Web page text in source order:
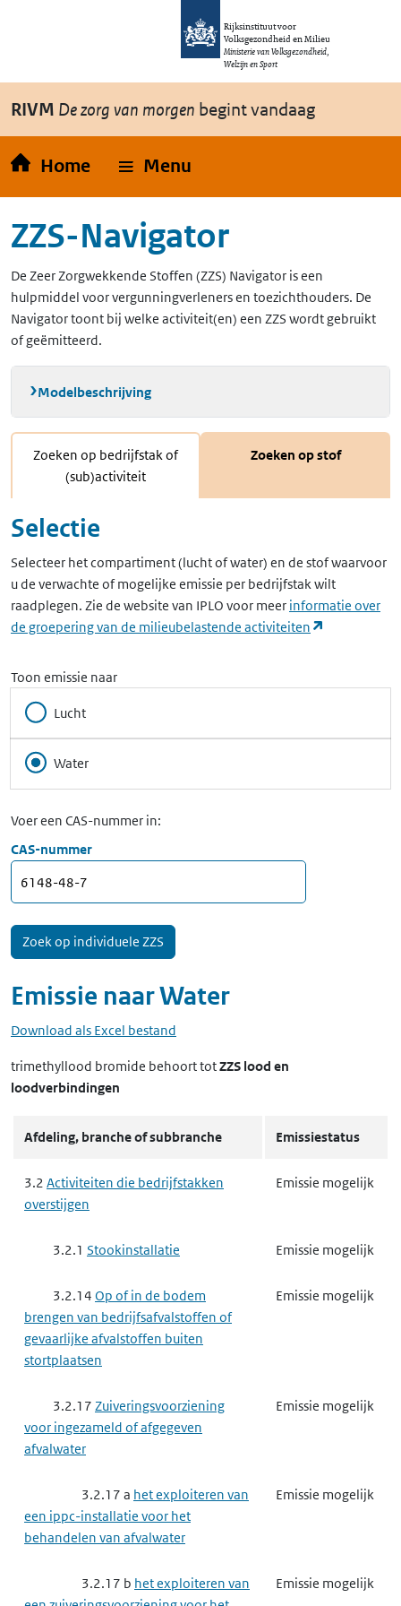
Overslaan en naar de inhoud gaan
Rijksinstituut voor
Volksgezondheid en Milieu
Ministerie van Volksgezondheid,
Welzijn en Sport
RIVM De zorg van morgen begint vandaag
Home Menu
ZZS-Navigator
De Zeer Zorgwekkende Stoffen (ZZS) Navigator is een
hulpmiddel voor vergunningverleners en toezichthouders. De
Navigator toont bij welke activiteit(en) een ZZS wordt gebruikt
of geëmitteerd.
Modelbeschrijving
Zoeken op bedrijfstak of
(sub)activiteit
Zoeken op stof
Selectie
Selecteer het compartiment (lucht of water) en de stof waarvoor
u de verwachte of mogelijke emissie per bedrijfstak wilt
raadplegen. Zie de website van IPLO voor meer informatie over
de groepering van de milieubelastende activiteiten
Toon emissie naar
Lucht
Water
Voer een CAS-nummer in:
CAS-nummer
Emissie naarWater
Download als Excel bestand
trimethyllood bromide behoort totZZS lood en
loodverbindingen
Afdeling, branche of subbranche Emissiestatus
3.2 Activiteiten die bedrijfstakken
overstijgen
Emissie mogelijk
3.2.1 Stookinstallatie Emissie mogelijk
3.2.14 Op of in de bodem
brengen van bedrijfsafvalstoffen of
gevaarlijke afvalstoffen buiten
stortplaatsen
Emissie mogelijk
3.2.17 Zuiveringsvoorziening
voor ingezameld of afgegeven
afvalwater
Emissie mogelijk
3.2.17 a het exploiteren van
een ippc-installatie voor het
behandelen van afvalwater
Emissie mogelijk
3.2.17 b het exploiteren van
Emissie mogelijk